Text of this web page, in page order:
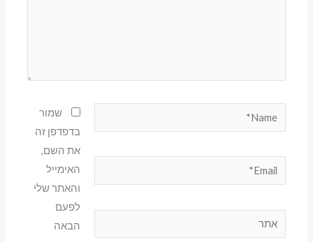
Email*
אתר
שמור
בדפדפן זה
את השם,
האימייל
והאתר שלי
לפעם
הבאה